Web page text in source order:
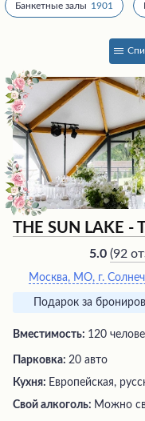
Банкетные залы 1901
THE SUN LAKE -
5.0 (92
Москва, МО, г.
Подарок за
Вместимость: 120
Парковка: 20 авто
Кухня: Европейская,
Свой алкоголь: Можно